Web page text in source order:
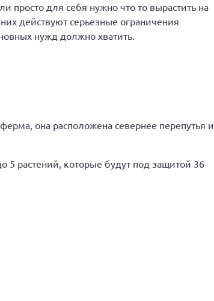
просто для себя нужно что то вырастить на
действуют серьезные ограничения
нужд должно хватить.
она расположена севернее перепутья и
5 растений, которые будут под защитой 36